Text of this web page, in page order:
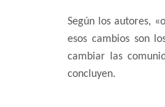
Según los autores,
esos cambios son
cambiar las
concluyen.